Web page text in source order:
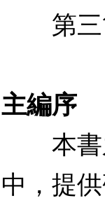
第三
主編序
本書之
中，提